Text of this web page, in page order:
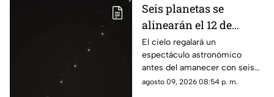
Seis planetas se
alinearán el 12 de
agosto: así podrás
observar el fenómeno
desde Morelos
El cielo regalará un
espectáculo astronómico
antes del amanecer con seis
planetas visibles desde
agosto 09, 2026 08:54 p. m.